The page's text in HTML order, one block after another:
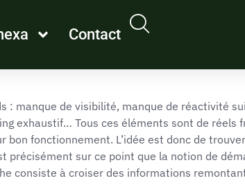
Contact
: manque de visibilité, manque de réactivité
exhaustif… Tous ces éléments sont de réels
fonctionnement. L’idée est donc de
précisément sur ce point que la notion de
consiste à croiser des informations